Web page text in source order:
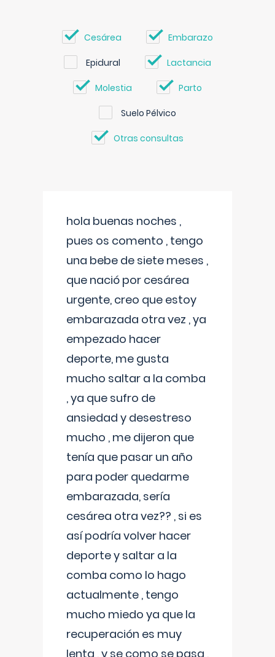
Cesárea Embarazo
Epidural Lactancia
Molestia Parto
Suelo Pélvico
Otras consultas
hola buenas noches ,
pues os comento , tengo
una bebe de siete meses ,
que nació por cesárea
urgente, creo que estoy
embarazada otra vez , ya
empezado hacer
deporte, me gusta
mucho saltar a la comba
, ya que sufro de
ansiedad y desestreso
mucho , me dijeron que
tenía que pasar un año
para poder quedarme
embarazada, sería
cesárea otra vez?? , si es
así podría volver hacer
deporte y saltar a la
comba como lo hago
actualmente , tengo
mucho miedo ya que la
recuperación es muy
lenta , y se como se pasa ,